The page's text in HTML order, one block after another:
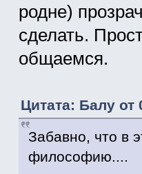
родне)
сделать.
общаемся.
Цитата: Балу от
Забавно, что в
философию....